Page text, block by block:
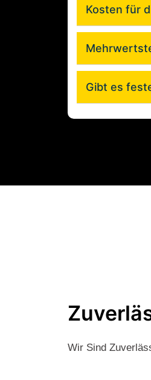
Kosten für
Gibt es
Wir Sind